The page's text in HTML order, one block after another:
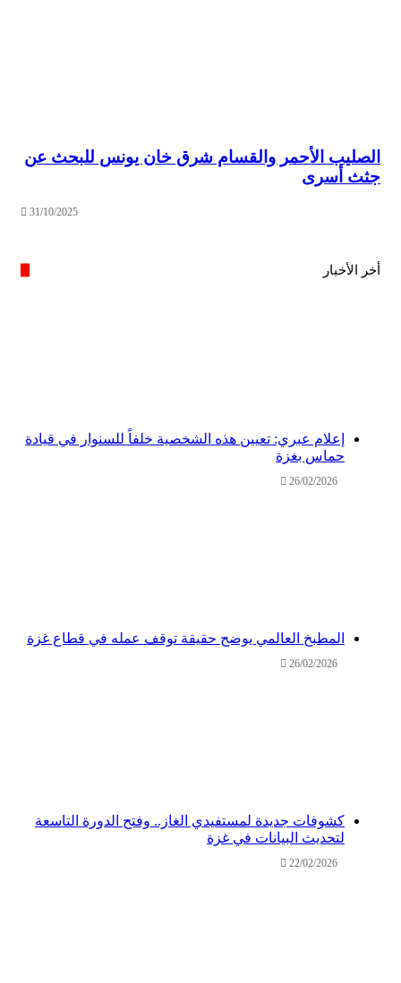
الصليب الأحمر والقسام شرق خان يونس للبحث عن
جثث أسرى
31/10/2025
أخر الأخبار
إعلام عبري: تعيين هذه الشخصية خلفاً للسنوار في قيادة
حماس بغزة
26/02/2026
المطبخ العالمي يوضح حقيقة توقف عمله في قطاع غزة
26/02/2026
كشوفات جديدة لمستفيدي الغاز.. وفتح الدورة التاسعة
لتحديث البيانات في غزة
22/02/2026